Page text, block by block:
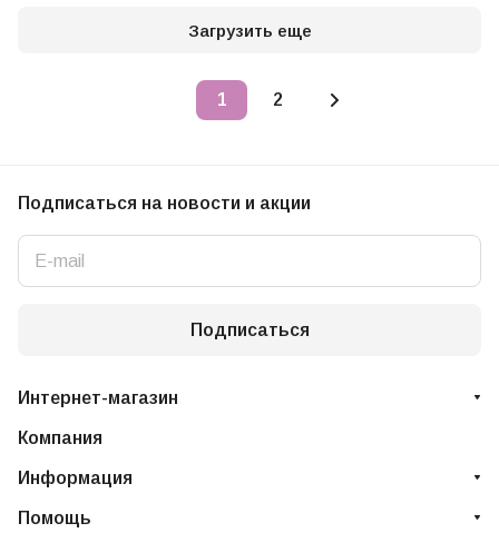
Загрузить еще
1 2
Подписаться на новости и акции
Подписаться
Интернет-магазин
Компания
Информация
Помощь